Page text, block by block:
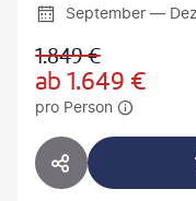
September —
1.849€
ab1.649 €
pro Person
HOTEL TEILEN